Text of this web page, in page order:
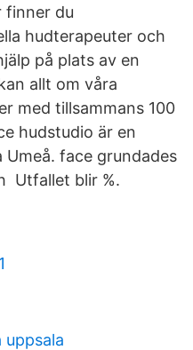
finner du
hudterapeuter och
på plats av en
allt om våra
med tillsammans 100
hudstudio är en
face grundades
Utfallet blir %.
uppsala